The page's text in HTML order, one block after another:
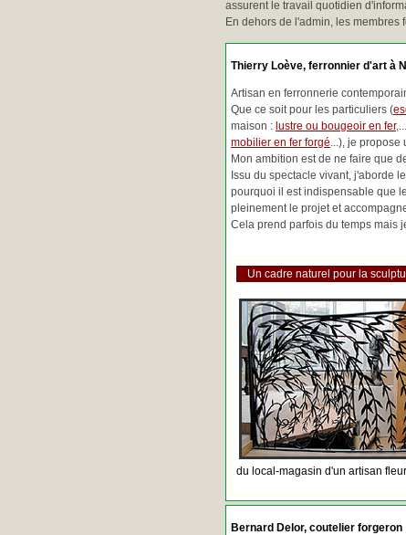
assurent le travail quotidien
En dehors de l'admin, les membres
Thierry Loève, ferronnier d'art à
Artisan en ferronnerie
Que ce soit pour les particuliers (
maison : lustre ou bougeoir en fer
mobilier en fer forgé...), je propose
Mon ambition est de ne faire que
Issu du spectacle vivant, j'aborde
pourquoi il est indispensable que
pleinement le projet et
Cela prend parfois du temps mais
Un cadre naturel pour la
du local-magasin d'un artisan
Bernard Delor, coutelier forgeron